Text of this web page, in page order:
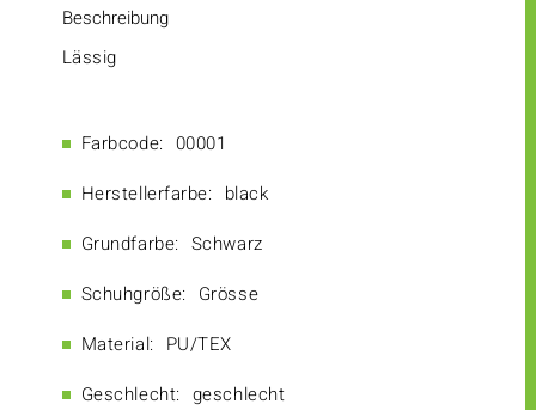
Beschreibung
Lässig
Farbcode: 00001
Herstellerfarbe: black
Grundfarbe: Schwarz
Schuhgröße: Grösse
Material: PU/TEX
Geschlecht: geschlecht